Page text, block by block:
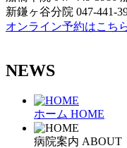
新鎌ヶ谷分院 047-441-
オンライン予約はこち
NEWS
ホーム HOME
病院案内 ABOUT